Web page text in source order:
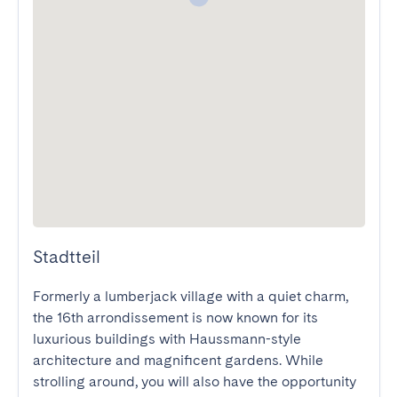
Stadtteil
Formerly a lumberjack village with a quiet charm,
the 16th arrondissement is now known for its
luxurious buildings with Haussmann-style
architecture and magnificent gardens. While
strolling around, you will also have the opportunity